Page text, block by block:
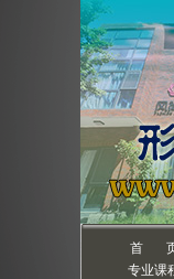
首
专业课